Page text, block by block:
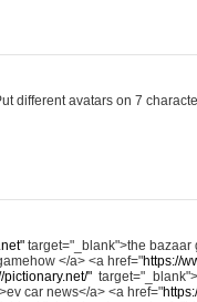
different avatars on 7
target="_blank">the
</a> <a href="https://
pictionary.net/"
car news</a> <a href="